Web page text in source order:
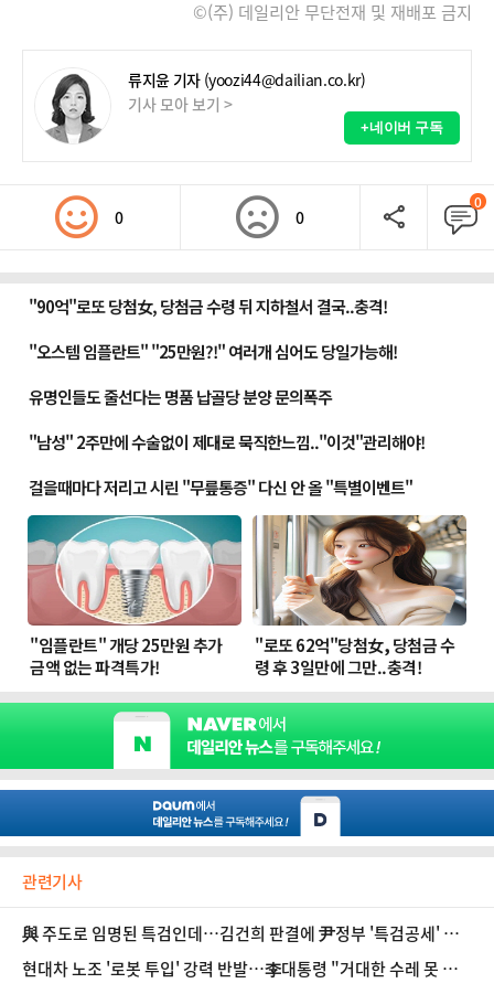
©(주) 데일리안 무단전재 및 재배포 금지
류지윤 기자 (yoozi44@dailian.co.kr)
기사 모아 보기 >
+네이버 구독
0 0
0
관련기사
與 주도로 임명된 특검인데…김건희 판결에 尹정부 '특검공세' 도
마
현대차 노조 '로봇 투입' 강력 반발…李대통령 "거대한 수레 못 피